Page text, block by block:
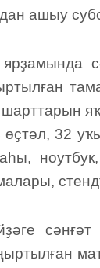
ашыу
32